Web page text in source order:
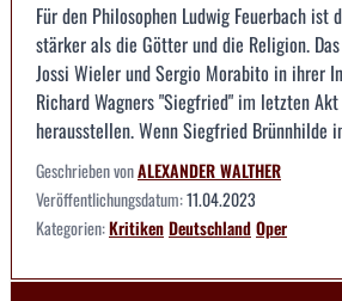
Für den Philosophen Ludwig Feuerbach ist
stärker als die Götter und die Religion.
Jossi Wieler und Sergio Morabito in ihrer
Richard Wagners "Siegfried" im letzten
herausstellen. Wenn Siegfried Brünnhilde
Geschrieben vonALEXANDER WALTHER
Veröffentlichungsdatum:11.04.2023
Kategorien:KritikenDeutschlandOper